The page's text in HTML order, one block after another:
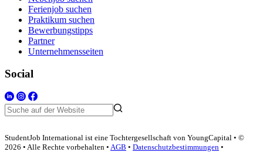
Ferienjob suchen
Praktikum suchen
Bewerbungstipps
Partner
Unternehmensseiten
Social
StudentJob International ist eine Tochtergesellschaft von YoungCapital • ©
2026 • Alle Rechte vorbehalten • AGB • Datenschutzbestimmungen •